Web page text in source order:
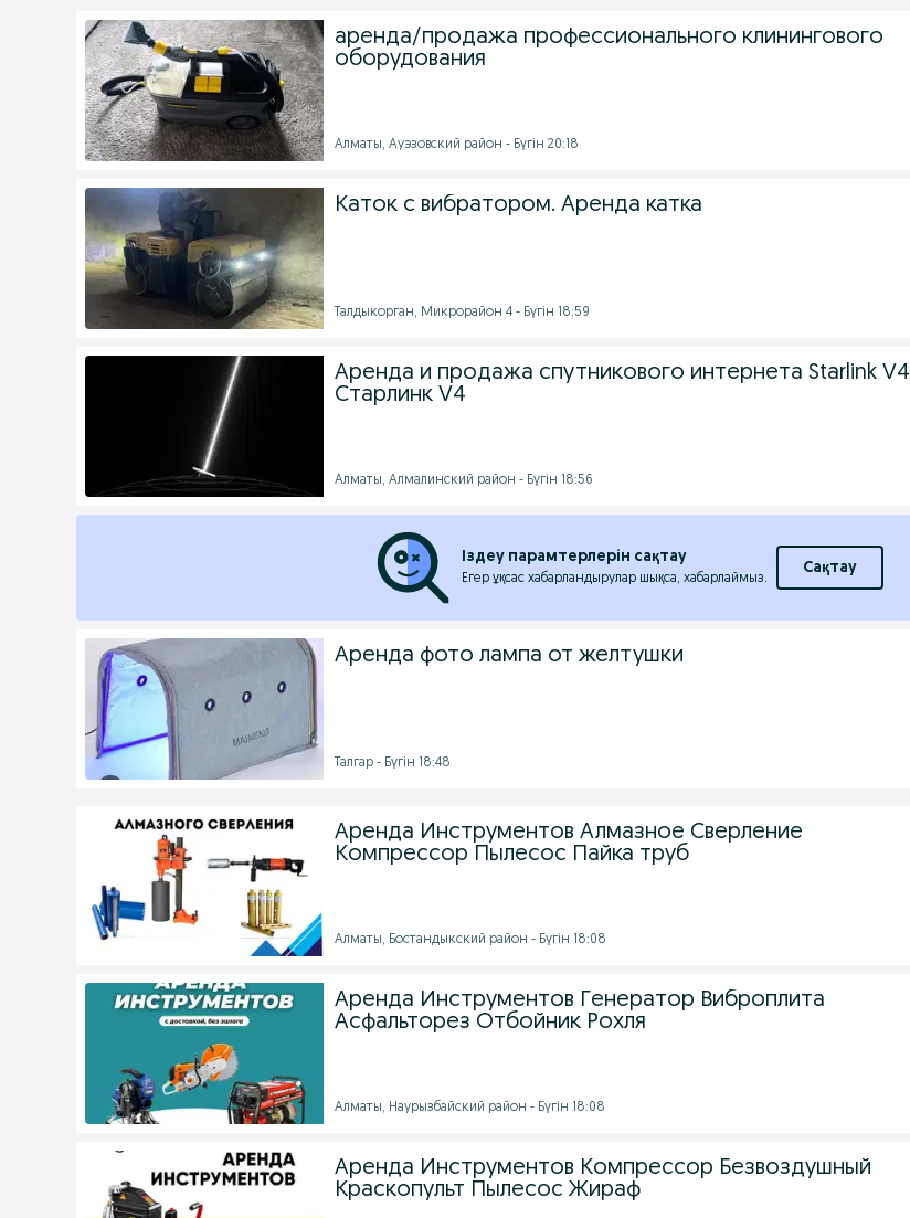
аренда/продажа профессионального клинингового
оборудования
Алматы, Ауэзовский район - Бүгін 20:18
Каток с вибратором. Аренда катка
Талдыкорган, Микрорайон 4 - Бүгін 18:59
Аренда и продажа спутникового интернета Starlink V4
Старлинк V4
Алматы, Алмалинский район - Бүгін 18:56
Іздеу парамтерлерін сақтау
Егер ұқсас хабарландырулар шықса, хабарлаймыз.
Сақтау
Аренда фото лампа от желтушки
Талгар - Бүгін 18:48
Аренда Инструментов Алмазное Сверление
Компрессор Пылесос Пайка труб
Алматы, Бостандыкский район - Бүгін 18:08
Аренда Инструментов Генератор Виброплита
Асфальторез Отбойник Рохля
Алматы, Наурызбайский район - Бүгін 18:08
Аренда Инструментов Компрессор Безвоздушный
Краскопульт Пылесос Жираф